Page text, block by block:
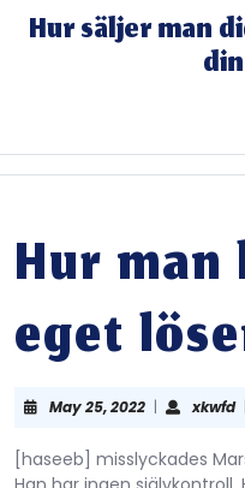
Hur säljer man
Hur
eget
May 25, 2022May
2022
| xkwfd
[haseeb] misslyckades